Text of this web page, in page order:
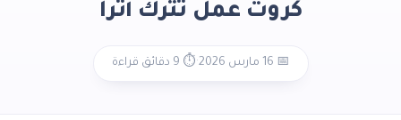
كروت عمل تترك أثراً
·⏱️ 9 دقائق قراءة